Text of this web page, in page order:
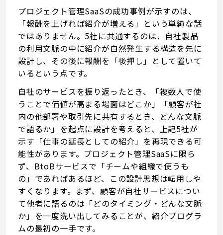
プロジェクト管理SaaSの成功事例が示すのは、
「報酬を上げれば紹介が増える」という単純な話
ではありません。5社に共通するのは、自社製品
の利用文脈の中に紹介が自然発生する構造を先に
設計し、その後に報酬を「後押し」として置いて
いるという点です。
自社のサービスを振り返ったとき、「複数人で使
うことで価値が高まる場面はどこか」「顧客が社
内の他部署や取引先に共有するとき、どんな文脈
で語るか」を起点に設計を考えると、上記5社が
示す「仕事の延長としての紹介」を再現できる可
能性があります。プロジェクト管理SaaSに限ら
ず、BtoBサービスで「チームや組織で使うも
の」であればあるほど、この設計思想は転用しや
すくなります。まず、顧客が自社サービスについ
て他者に語るのは「どのタイミング・どんな文脈
か」を一度洗い出してみることが、紹介プログラ
ムの最初の一手です。